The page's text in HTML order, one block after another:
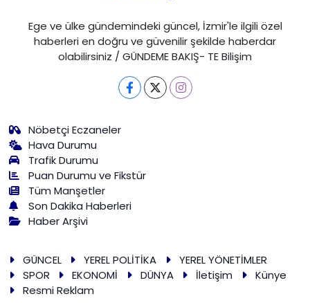
Ege ve ülke gündemindeki güncel, İzmir'le ilgili özel
haberleri en doğru ve güvenilir şekilde haberdar
olabilirsiniz / GÜNDEME BAKIŞ- TE Bilişim
Nöbetçi Eczaneler
Hava Durumu
Trafik Durumu
Puan Durumu ve Fikstür
Tüm Manşetler
Son Dakika Haberleri
Haber Arşivi
GÜNCEL YEREL POLİTİKA
YEREL YÖNETİMLER
SPOR
EKONOMİ DÜNYA İletişim
Künye
Resmi Reklam